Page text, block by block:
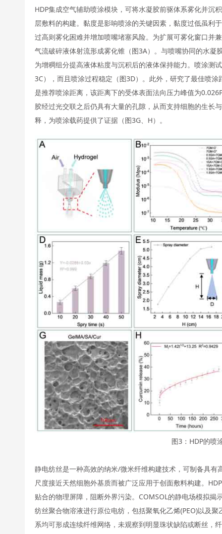
HDP集成空气辅助喷涂模块，可将水凝胶前驱体系雾化并沉
层敷料的构建。黏度是影响喷涂的关键因素，黏度过低虽利
过高则雾化困难并增加喷嘴堵塞风险。为扩展可雾化窗口并
气流破碎液体射流形成雾化锥（图3A）。与喷嘴协同的水凝
为增稠组分提高液体粘度与沉积后的液体保持能力。喷涂测
3C），而且喷涂过程稳定（图3D）。此外，研究了最佳喷
是推荐喷涂距离，该距离下的受体表面法向压力峰值为
胶经过光交联之后仍具有大量的孔隙，从而支持细胞的生长
释，为喷涂载药提供了证据（图3G、H）。
图3：HDP的喷
静电纺丝是一种高效的纳米/微米纤维构建技术，可制备具
尺度接近天然细胞外基质而被广泛应用于创面敷料构建。
贴合的物理屏障，阻断外界污染。COMSOL的静电场模拟
纺丝聚合物溶液进行原位电纺，包括聚氧化乙烯(PEO)以及
系均可形成连续纤维网络，未观察到明显珠状缺陷或断丝，